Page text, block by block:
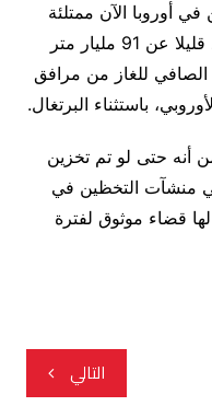
أوروبا الآن ممتلئة
بنسبة 84.15٪، وتحتوي على ما يزيد قليلا عن 91 مليار متر
للغاز من مرافق
باستثناء البرتغال.
أنه حتى لو تم تخزين
منشآت التخظين في
قضاء موثوق لفترة
التالي